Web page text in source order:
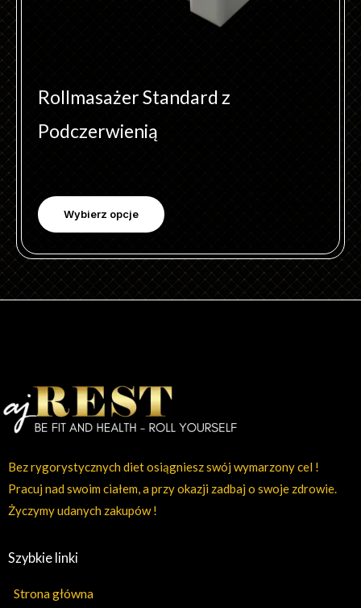
Rollmasażer Standard z
Podczerwienią
Wybierz opcje
produktu
Bez rygorystycznych diet osiągniesz swój wymarzony cel !
Pracuj nad swoim ciałem, a przy okazji zadbaj o swoje zdrowie.
Życzymy udanych zakupów !
Szybkie linki
Strona główna